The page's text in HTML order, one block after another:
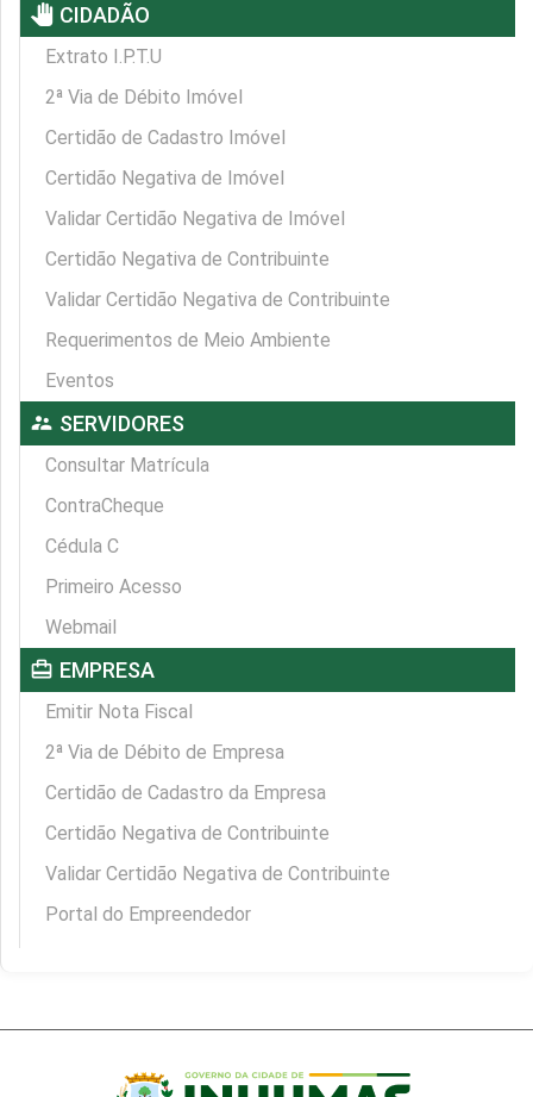
pan_tool CIDADÃO
Extrato I.P.T.U
2ª Via de Débito Imóvel
Certidão de Cadastro Imóvel
Certidão Negativa de Imóvel
Validar Certidão Negativa de Imóvel
Certidão Negativa de Contribuinte
Validar Certidão Negativa de Contribuinte
Requerimentos de Meio Ambiente
Eventos
supervisor_account SERVIDORES
Consultar Matrícula
ContraCheque
Cédula C
Primeiro Acesso
Webmail
card_travel EMPRESA
Emitir Nota Fiscal
2ª Via de Débito de Empresa
Certidão de Cadastro da Empresa
Certidão Negativa de Contribuinte
Validar Certidão Negativa de Contribuinte
Portal do Empreendedor